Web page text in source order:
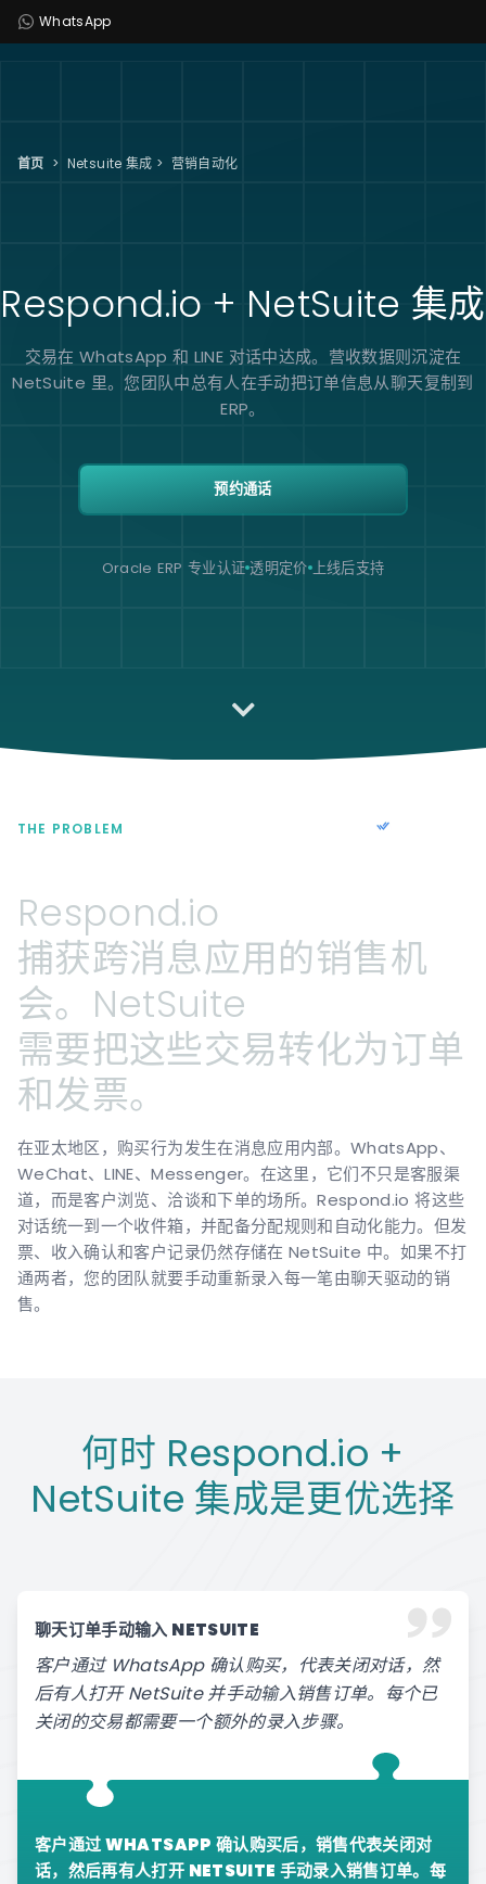
WhatsApp
首页 > Netsuite 集成 > 营销自动化
Respond.io + NetSuite 集成
交易在 WhatsApp 和 LINE 对话中达成。营收数据则沉淀在
NetSuite 里。您团队中总有人在手动把订单信息从聊天复制到
ERP。
预约通话
Oracle ERP 专业认证 透明定价 上线后支持
THE PROBLEM
Respond.io
捕获跨消息应用的销售机
会。NetSuite
需要把这些交易转化为订单
和发票。
在亚太地区，购买行为发生在消息应用内部。WhatsApp、
WeChat、LINE、Messenger。在这里，它们不只是客服渠
道，而是客户浏览、洽谈和下单的场所。Respond.io 将这些
对话统一到一个收件箱，并配备分配规则和自动化能力。但发
票、收入确认和客户记录仍然存储在 NetSuite 中。如果不打
通两者，您的团队就要手动重新录入每一笔由聊天驱动的销
售。
何时 Respond.io +
NetSuite 集成是更优选择
聊天订单手动输入 NETSUITE
客户通过 WhatsApp 确认购买，代表关闭对话，然
后有人打开 NetSuite 并手动输入销售订单。每个已
关闭的交易都需要一个额外的录入步骤。
客户通过 WHATSAPP 确认购买后，销售代表关闭对
话，然后再有人打开 NETSUITE 手动录入销售订单。每